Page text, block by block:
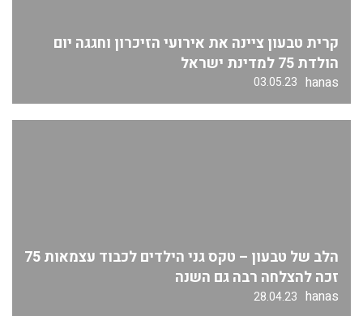
קרית טבעון ציינה את אירועי הזיכרון וחגגה יום
הולדת 75 למדינת ישראל
hanas
03.05.23
הלב של טבעון – טקס גני הילדים לכבוד עצמאות 75
זכה להצלחה רבה גם השנה
hanas
28.04.23